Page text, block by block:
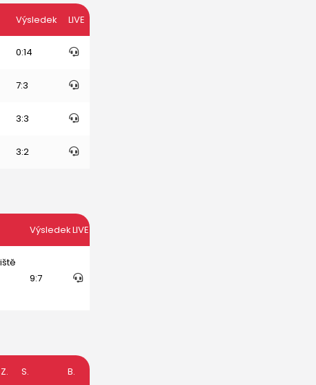
Výsledek LIVE
0:14
7:3
3:3
3:2
VýsledekLIVE
9:7
Z. S. B.